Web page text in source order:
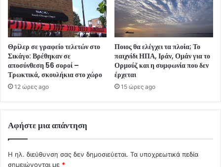
Θρίλερ σε γραφείο τελετών στο
Σικάγο: Βρέθηκαν σε
αποσύνθεση 56 σοροί –
Τρωκτικά, σκουλήκια στο χώρο
12 ώρες ago
Ποιος θα ελέγχει τα πλοία; Το
παιχνίδι ΗΠΑ, Ιράν, Ομάν για το
Ορμούζ και η συμφωνία που δεν
έρχεται
15 ώρες ago
Αφήστε μια απάντηση
Η ηλ. διεύθυνση σας δεν δημοσιεύεται. Τα υποχρεωτικά πεδία
σημειώνονται με *